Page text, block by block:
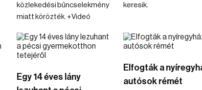
közlekedési bűncselekmény
miatt körözték. +Videó
keresik.
Egy 14 éves lány
Elfogták a
autósok rémét